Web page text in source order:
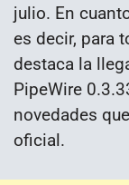
julio. En
es decir, para
destaca la
PipeWire
novedades
oficial.